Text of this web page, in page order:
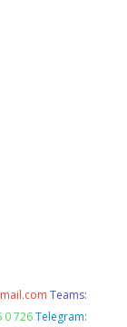
Teams:
0 726 Telegram: